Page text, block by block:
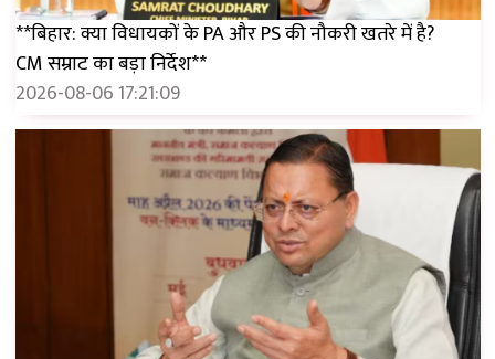
**बिहार: क्या विधायकों के PA और PS की नौकरी खतरे में है?
CM सम्राट का बड़ा निर्देश**
2026-08-06 17:21:09